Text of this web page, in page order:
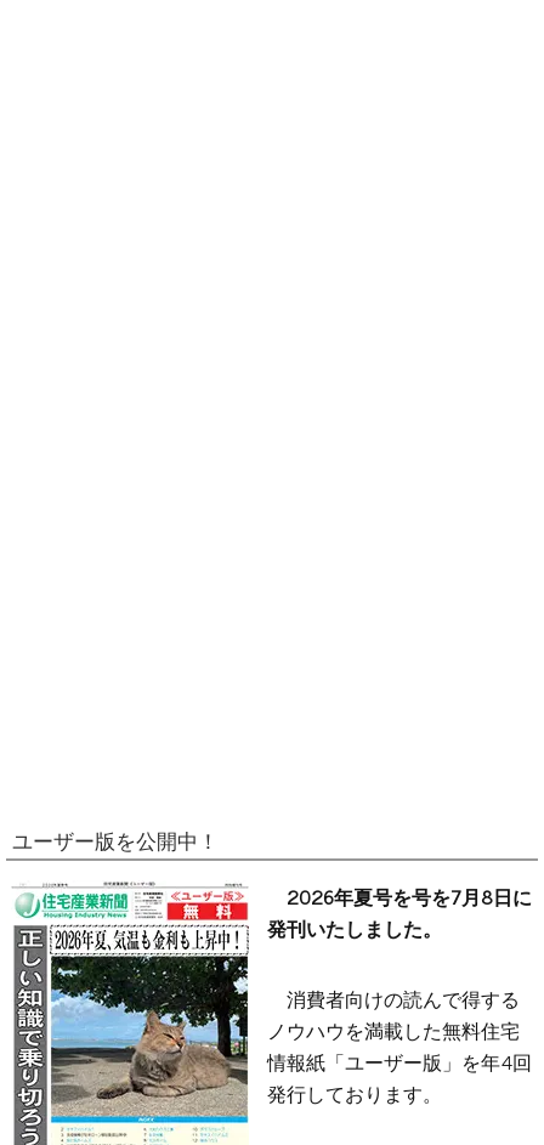
ユーザー版を公開中！
2026年夏号を号を7月8日に
発刊いたしました。
消費者向けの読んで得する
ノウハウを満載した無料住宅
情報紙「ユーザー版」を年4回
発行しております。